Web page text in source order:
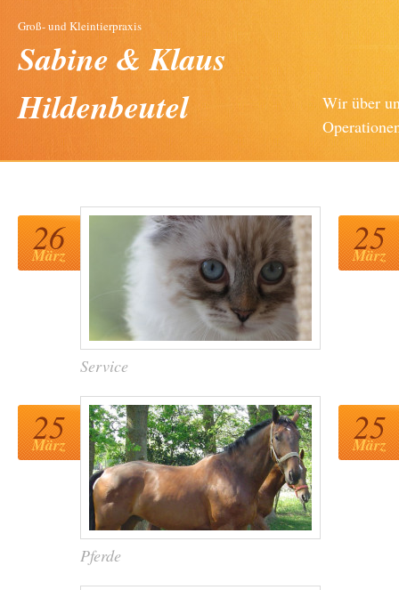
Groß- und Kleintierpraxis
Sabine & Klaus
Hildenbeutel
Wir über
26
März
Service
25
März
25
März
Pferde
25
März